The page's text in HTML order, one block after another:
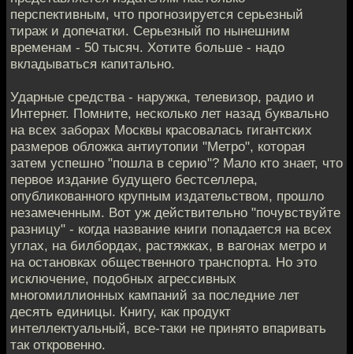
перспективным, что прогнозируется серьезный
тираж и допечатки. Серьезный по нынешним
временам - 50 тысяч. Хотите больше - надо
вкладываться капитально.
Ударные средства - наружка, телевизор, радио и
Интернет. Помните, несколько лет назад буквально
на всех заборах Москвы красовалась гигантских
размеров обложка антиутопии "Метро", которая
затем успешно "пошла в серию"? Мало кто знает, что
первое издание будущего бестселлера,
опубликованного крупным издательством, прошло
незамеченным. Вот уж действительно "почувствуйте
разницу" - когда название книги попадается на всех
углах, на билбордах, растяжках, в вагонах метро и
на остановках общественного транспорта. Но это
исключение, подобных агрессивных
многомиллионных кампаний за последние лет
десять единицы. Книгу, как продукт
интеллектуальный, все-таки не принято впаривать
так откровенно.